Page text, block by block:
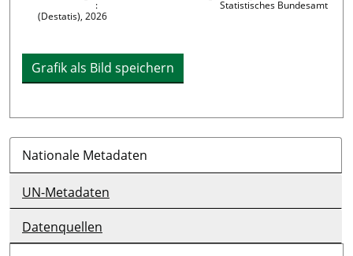
:
Statistisches Bundesamt
(Destatis), 2026
Grafik als Bild speichern
Nationale Metadaten
UN-Metadaten
Datenquellen